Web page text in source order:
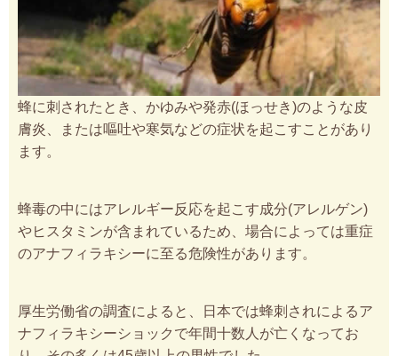
蜂に刺されたとき、かゆみや発赤(ほっせき)のような皮
膚炎、または嘔吐や寒気などの症状を起こすことがあり
ます。
蜂毒の中にはアレルギー反応を起こす成分(アレルゲン)
やヒスタミンが含まれているため、場合によっては重症
のアナフィラキシーに至る危険性があります。
厚生労働省の調査によると、日本では蜂刺されによるア
ナフィラキシーショックで年間十数人が亡くなってお